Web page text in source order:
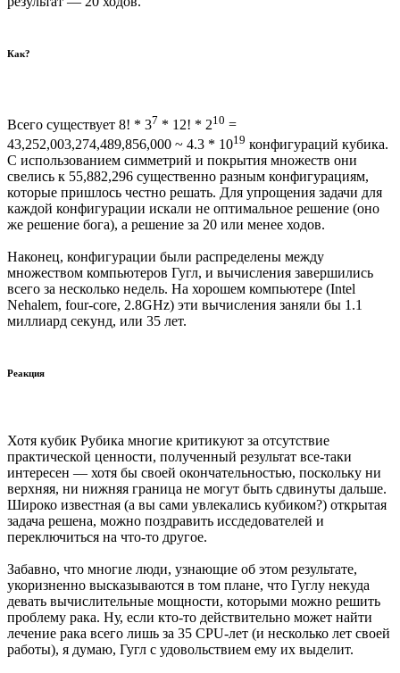
Как?
Всего существует 8! * 37 * 12! * 210 =
43,252,003,274,489,856,000 ~ 4.3 * 1019 конфигураций кубика.
С использованием симметрий и покрытия множеств они
свелись к 55,882,296 существенно разным конфигурациям,
которые пришлось честно решать. Для упрощения задачи для
каждой конфигурации искали не оптимальное решение (оно
же решение бога), а решение за 20 или менее ходов.
Наконец, конфигурации были распределены между
множеством компьютеров Гугл, и вычисления завершились
всего за несколько недель. На хорошем компьютере (Intel
Nehalem, four-core, 2.8GHz) эти вычисления заняли бы 1.1
миллиард секунд, или 35 лет.
Реакция
Хотя кубик Рубика многие критикуют за отсутствие
практической ценности, полученный результат все-таки
интересен — хотя бы своей окончательностью, поскольку ни
верхняя, ни нижняя граница не могут быть сдвинуты дальше.
Широко известная (а вы сами увлекались кубиком?) открытая
задача решена, можно поздравить иссдедователей и
переключиться на что-то другое.
Забавно, что многие люди, узнающие об этом результате,
укоризненно высказываются в том плане, что Гуглу некуда
девать вычислительные мощности, которыми можно решить
проблему рака. Ну, если кто-то действительно может найти
лечение рака всего лишь за 35 CPU-лет (и несколько лет своей
работы), я думаю, Гугл с удовольствием ему их выделит.